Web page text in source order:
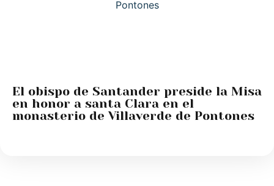
El obispo de Santander preside la Misa
en honor a santa Clara en el
monasterio de Villaverde de Pontones